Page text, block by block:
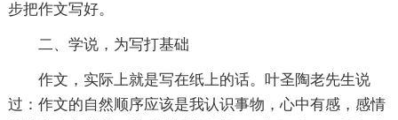
步把作文写好。
二、学说，为写打基础
作文，实际上就是写在纸上的话。叶圣陶老先生说
过：作文的自然顺序应该是我认识事物，心中有感，感情